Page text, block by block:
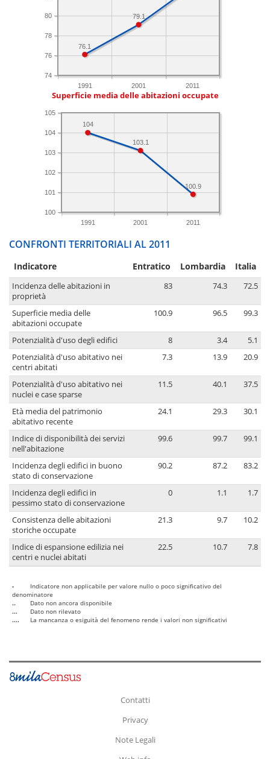
1991 2001 2011
74
76
78
80 79.1
76.1
Superficie media delle abitazioni occupate
1991 2001 2011
100
101
102
103
104
105
100.9
103.1
104
CONFRONTI TERRITORIALI AL 2011
Indicatore Entratico Lombardia Italia
Incidenza delle abitazioni in
proprietà
83 74.3 72.5
Superficie media delle
abitazioni occupate
100.9 96.5 99.3
Potenzialità d'uso degli edifici 8 3.4
5.1
Potenzialità d'uso abitativo nei
centri abitati
7.3 13.9 20.9
Potenzialità d'uso abitativo nei
nuclei e case sparse
11.5 40.1 37.5
Età media del patrimonio
abitativo recente
24.1 29.3 30.1
Indice di disponibilità dei servizi
nell'abitazione
99.6 99.7 99.1
Incidenza degli edifici in buono
stato di conservazione
90.2 87.2 83.2
Incidenza degli edifici in
pessimo stato di conservazione
0 1.1 1.7
Consistenza delle abitazioni
storiche occupate
21.3 9.7 10.2
Indice di espansione edilizia nei
centri e nuclei abitati
22.5 10.7 7.8
-
Indicatore non applicabile per valore nullo o poco significativo del
denominatore
..
Dato non ancora disponibile
...
Dato non rilevato
....
La mancanza o esiguità del fenomeno rende i valori non significativi
Contatti
Privacy
Note Legali